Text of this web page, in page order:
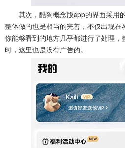
其次，酷狗概念版app的界面采用
整体做的也是相当的完善，不仅出现
你能够看到的地方几乎都进行了处理，
时，这里也是没有广告的。